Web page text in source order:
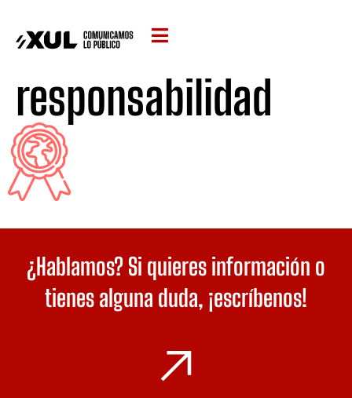
responsabilidad
¿Hablamos? Si quieres información o
tienes alguna duda, ¡escríbenos!